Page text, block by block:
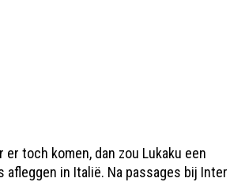
toch komen, dan zou Lukaku een
afleggen in Italië. Na passages bij Inter